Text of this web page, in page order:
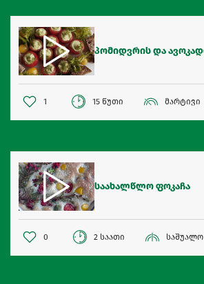
პომიდვრის და
1 15 წუთი მარტივი
საახალწლო ფოკაჩა
0 2 საათი საშუალო